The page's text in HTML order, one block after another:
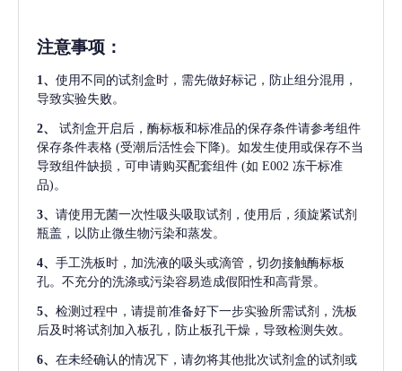
注意事项 ：
1、 使用不同的试剂盒时，需先做好标记，防止组分混用，
导致实验失败。
2、
试剂盒开启后，酶标板和标准品的保存条件请参考组件
保存条件表格 (受潮后活性会下降)。如发生使用或保存不当
导致组件缺损，可申请购买配套组件 (如 E002 冻干标准
品)。
3、 请使用无菌一次性吸头吸取试剂，使用后，须旋紧试剂
瓶盖，以防止微生物污染和蒸发。
4、 手工洗板时，加洗液的吸头或滴管，切勿接触酶标板
孔。不充分的洗涤或污染容易造成假阳性和高背景。
5、 检测过程中，请提前准备好下一步实验所需试剂，洗板
后及时将试剂加入板孔，防止板孔干燥，导致检测失效。
6、 在未经确认的情况下，请勿将其他批次试剂盒的试剂或